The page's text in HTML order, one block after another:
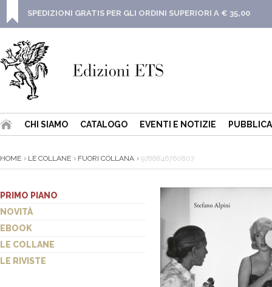
SPEDIZIONI GRATIS PER GLI ORDINI SUPERIORI A € 35,00
CHI SIAMO CATALOGO EVENTI E NOTIZIE
HOME LE COLLANE FUORI COLLANA 9788846760807
PRIMO PIANO
NOVITÀ
EBOOK
LE COLLANE
LE RIVISTE